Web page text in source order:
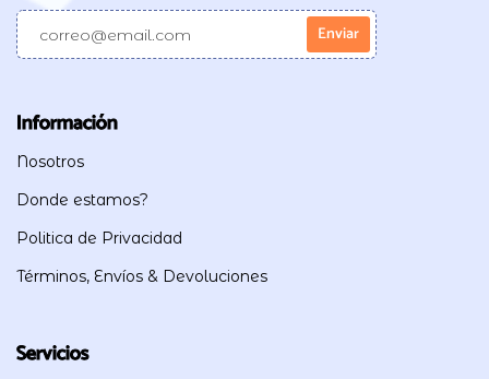
Información
Nosotros
Donde estamos?
Politica de Privacidad
Términos, Envíos & Devoluciones
Servicios